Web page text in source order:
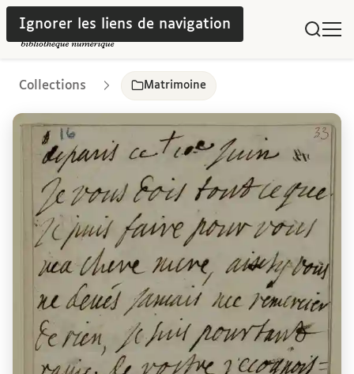
Ignorer les liens de navigation
Collections Matrimoine